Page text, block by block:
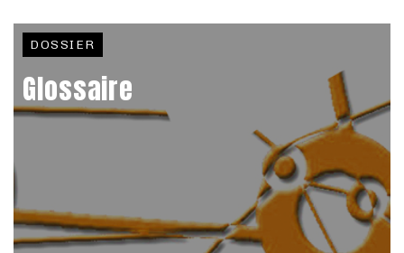
DOSSIER
Glossaire